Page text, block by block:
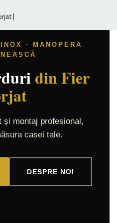
· MANOPERA
din Fier
și montaj profesional,
casei tale.
DESPRE NOI
Model
Model
Lucrate